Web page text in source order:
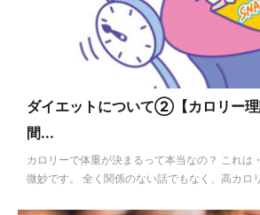
ダイエットについて②【カロリー
間...
カロリーで体重が決まるって本当なの？ これは
微妙です。 全く関係のない話でもなく、高カロ